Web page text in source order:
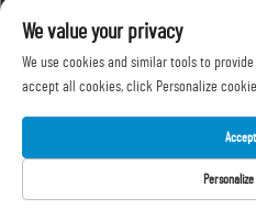
-Tel.+86-13280087620
-Tel.+86-13280035385
-Tel.+86-13280039195
Autorska prava © 2025. pridružena
We value your privacy
We use cookies and similar tools to
accept all cookies, click Personalize
Accept